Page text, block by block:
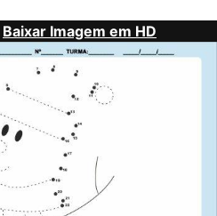
Baixar Imagem em HD